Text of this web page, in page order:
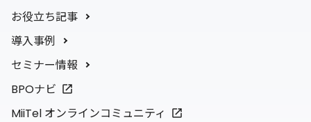
お役立ち記事
導入事例
セミナー情報
BPOナビ
MiiTel オンラインコミュニティ